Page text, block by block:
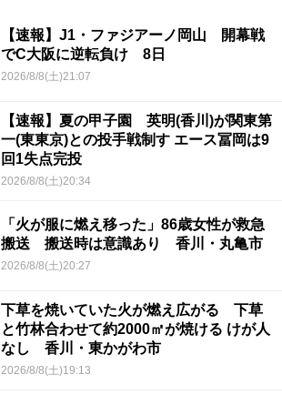
【速報】J1・ファジアーノ岡山 開幕戦
でC大阪に逆転負け 8日
2026/8/8(土)21:07
【速報】夏の甲子園 英明(香川)が関東第
一(東東京)との投手戦制す エース冨岡は9
回1失点完投
2026/8/8(土)20:34
「火が服に燃え移った」86歳女性が救急
搬送 搬送時は意識あり 香川・丸亀市
2026/8/8(土)20:27
下草を焼いていた火が燃え広がる 下草
と竹林合わせて約2000㎡が焼ける けが人
なし 香川・東かがわ市
2026/8/8(土)19:13